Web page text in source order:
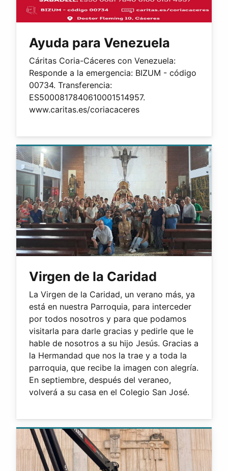
Ayuda para Venezuela
Cáritas Coria-Cáceres con Venezuela:
Responde a la emergencia: BIZUM - código
00734. Transferencia:
ES5000817840610001514957.
www.caritas.es/coriacaceres
Virgen de la Caridad
La Virgen de la Caridad, un verano más, ya
está en nuestra Parroquia, para interceder
por todos nosotros y para que podamos
visitarla para darle gracias y pedirle que le
hable de nosotros a su hijo Jesús. Gracias a
la Hermandad que nos la trae y a toda la
parroquia, que recibe la imagen con alegría.
En septiembre, después del veraneo,
volverá a su casa en el Colegio San José.